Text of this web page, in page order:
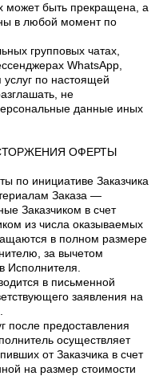
может быть прекращена, а
в любой момент по
групповых чатах,
WhatsApp,
по настоящей
не
данные иных
ОФЕРТЫ
по инициативе Заказчика
Заказа —
Заказчиком в счет
из числа оказываемых
в полном размере
за вычетом
Исполнителя.
в письменной
заявления на
после предоставления
осуществляет
от Заказчика в счет
на размер стоимости